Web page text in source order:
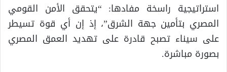
استراتيجية راسخة مفادها: “يتحقق الأمن القومي
المصري بتأمين جهة الشرق”، إذ إن أي قوة تسيطر
على سيناء تصبح قادرة على تهديد العمق المصري
بصورة مباشرة.